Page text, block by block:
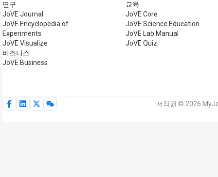
연구
JoVE Journal
JoVE Encyclopedia of
Experiments
JoVE Visualize
비즈니스
JoVE Business
교육
JoVE Core
JoVE Science Education
JoVE Lab Manual
JoVE Quiz
저작권 © 2026